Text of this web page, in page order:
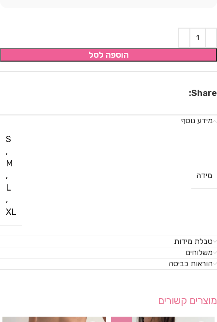
הוספה לסל
Share:
מידע נוסף
מידה
S
,
M
,
L
,
XL
טבלת מידות
משלוחים
הוראות כביסה
מוצרים קשורים